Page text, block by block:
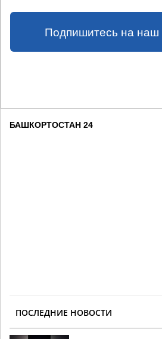
Подпишитесь на наш
БАШКОРТОСТАН 24
ПОСЛЕДНИЕ НОВОСТИ